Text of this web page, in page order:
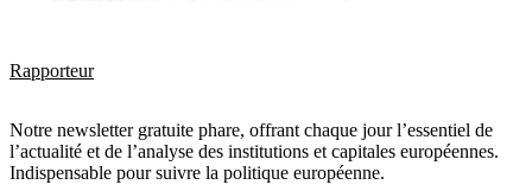
Rapporteur
Notre newsletter gratuite phare, offrant chaque jour l’essentiel de
l’actualité et de l’analyse des institutions et capitales européennes.
Indispensable pour suivre la politique européenne.